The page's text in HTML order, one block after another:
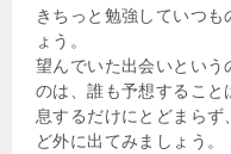
きちっと勉強していつ
ょう。
望んでいた出会いという
のは、誰も予想するこ
息するだけにとどまら
ど外に出てみましょう。